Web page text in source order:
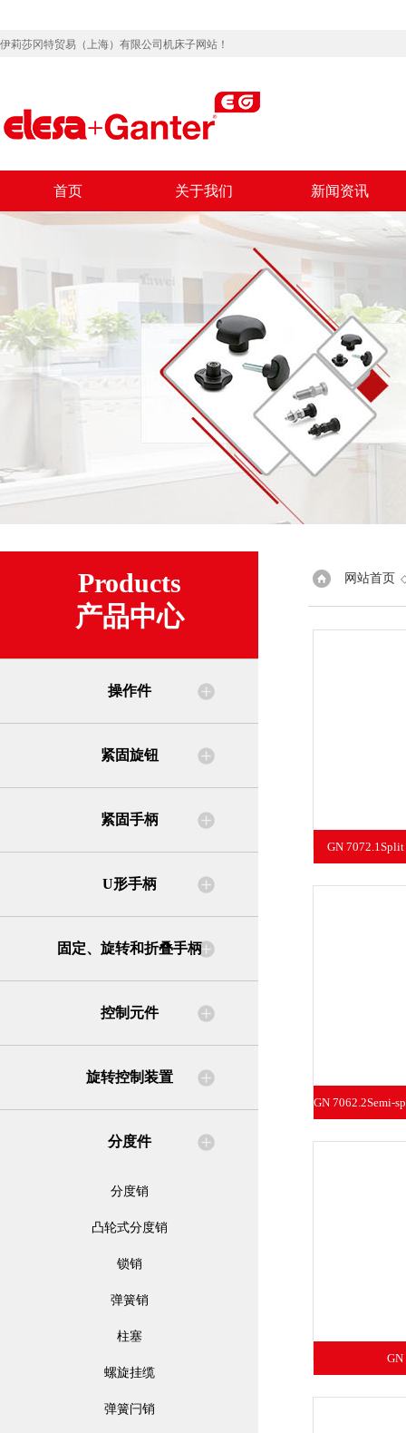
伊莉莎冈特贸易（上海）有限公司机床子网站！
首页 关于我们 新闻资讯
Products
产品中心
操作件
紧固旋钮
紧固手柄
U形手柄
固定、旋转和折叠手柄
控制元件
旋转控制装置
分度件
分度销
凸轮式分度销
锁销
弹簧销
柱塞
螺旋挂缆
弹簧闩销
网站首页
GN 7072.1Split
GN 7062.2Semi-